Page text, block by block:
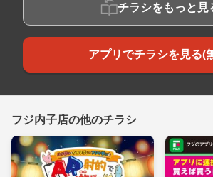
チラシをもっと見
アプリでチラシを見る(
フジ内子店の他のチラシ